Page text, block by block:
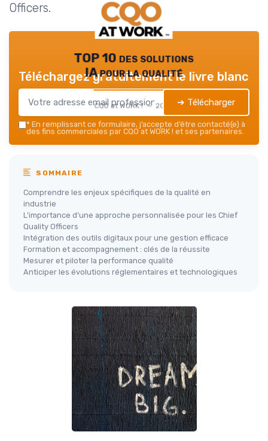
Officers.
TOP 10 des solutions
IA pour la qualité
CQO at WORK ! — 2026
Téléchargez gratuitement le livre blanc
➔ Télécharger
* En remplissant ce formulaire, j’accepte d’être contacté(e) à
des fins commerciales par CQO at WORK ! et ses partenaires.
SOMMAIRE
Comprendre les enjeux spécifiques de la qualité en
industrie
L’importance d’une approche personnalisée pour les Chief
Quality Officers
Intégration des outils digitaux pour une gestion efficace
Formation et accompagnement : clés de la réussite
Mesurer et piloter la performance qualité
Anticiper les évolutions réglementaires et technologiques